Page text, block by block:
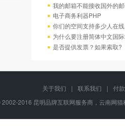
我的邮箱不能接收国外的
电子商务利器PHP
你们的空间支持多少人在
为什么要注册简体中文国
是否提供发票？如果索取?
关于我们 | 联系我们 |
付
2016 昆明品牌互联网服务商，云南网